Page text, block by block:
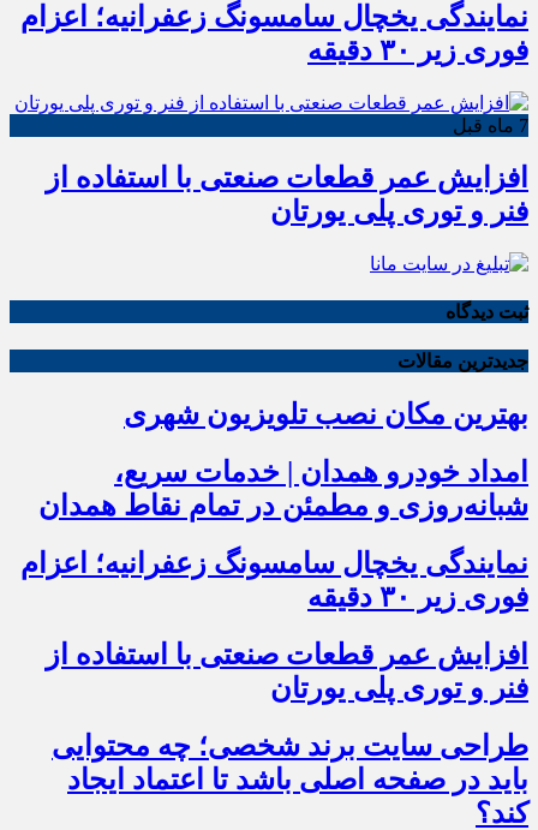
نمایندگی یخچال سامسونگ زعفرانیه؛ اعزام
فوری زیر ۳۰ دقیقه
7 ماه قبل
افزایش عمر قطعات صنعتی با استفاده از
فنر و توری پلی یورتان
ثبت دیدگاه
جدیدترین مقالات
بهترین مکان نصب تلویزیون شهری
امداد خودرو همدان | خدمات سریع،
شبانه‌روزی و مطمئن در تمام نقاط همدان
نمایندگی یخچال سامسونگ زعفرانیه؛ اعزام
فوری زیر ۳۰ دقیقه
افزایش عمر قطعات صنعتی با استفاده از
فنر و توری پلی یورتان
طراحی سایت برند شخصی؛ چه محتوایی
باید در صفحه اصلی باشد تا اعتماد ایجاد
کند؟